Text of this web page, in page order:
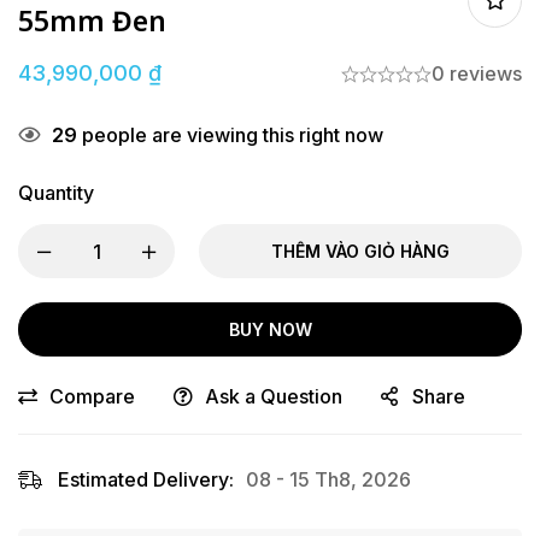
55mm Đen
43,990,000 ₫ 0 reviews
29 people are viewing this right now
Quantity
THÊM VÀO GIỎ HÀNG
BUY NOW
Compare Ask a Question Share
Estimated Delivery: 08 - 15 Th8, 2026